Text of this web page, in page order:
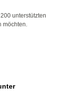
unterstützten
möchten.